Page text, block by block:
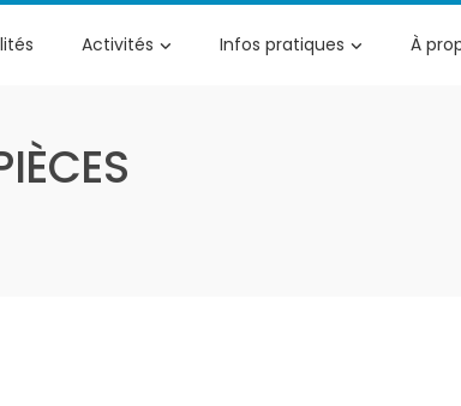
Activités Infos pratiques À